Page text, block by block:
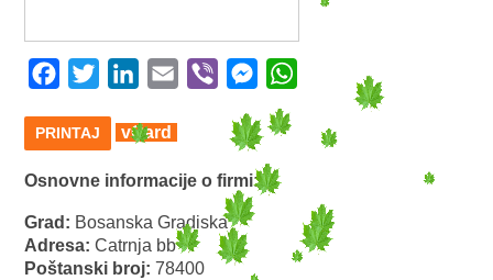
Facebook
Twitter LinkedIn
Email Viber MessengerWhatsApp
PRINTAJ vCard
Osnovne informacije o firmi:
Grad: Bosanska Gradiska
Adresa:Catrnja bb
Poštanski broj:78400